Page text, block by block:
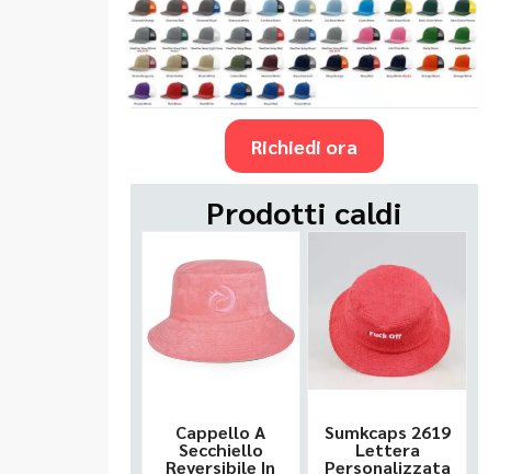
Richiedi ora
Prodotti caldi
Cappello A
Secchiello
Reversibile In
Sumkcaps 2619
Lettera
Personalizzata